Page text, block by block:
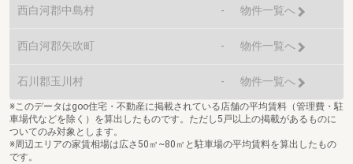
西白河郡中島村 - 物件一覧へ
西白河郡矢吹町 - 物件一覧へ
石川郡玉川村 - 物件一覧へ
※このデータはgoo住宅・不動産に掲載されている店舗の平均賃料（管理費・駐
車場代などを除く）を算出したものです。ただし5戸以上の掲載があるものに
ついてのみ対象とします。
※周辺エリアの家賃相場は広さ50㎡~80㎡と駐車場の平均賃料を算出したもの
です。